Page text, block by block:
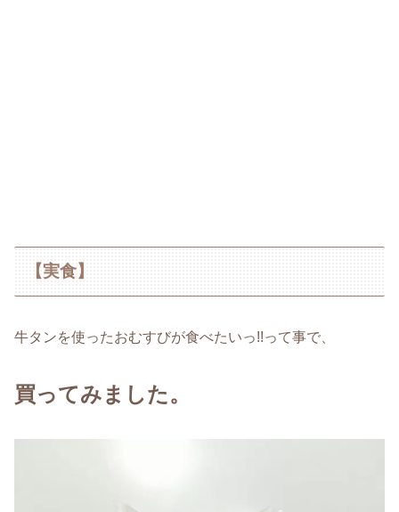
【実食】
牛タンを使ったおむすびが食べたいっ!!って事で、
買ってみました。